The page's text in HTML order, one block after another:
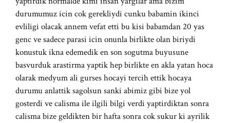
durumumuz icin cok gerekliydi cunku babamin ikinci
evliligi olacak annem vefat etti bu kisi babamdan 20 yas
genc ve sadece parasi icin onunla birlikte olan biriydi
konustuk ikna edemedik en son sogutma buyusune
basvurduk arastirma yaptik hep birlikte en akla yatan hoca
olarak medyum ali gurses hocayi tercih ettik hocaya
durumu anlattik sagolsun sanki abimiz gibi bize yol
gosterdi ve calisma ile ilgili bilgi verdi yaptirdiktan sonra
calisma bize geldikten bir hafta sonra cok sukur ki ayrilik